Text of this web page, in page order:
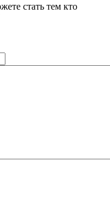
стать тем кто